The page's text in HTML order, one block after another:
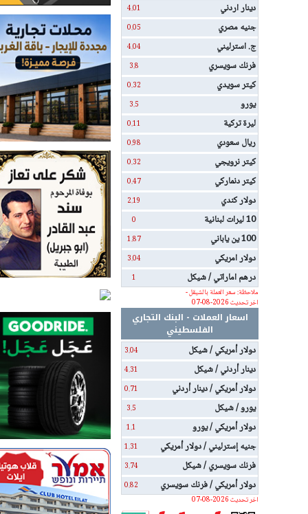
دينار اردني
4.01
جنيه مصري 0.05
ج. استرليني 4.04
فرنك سويسري 3.8
كيتر سويدي 0.32
يورو 3.5
ليرة تركية 0.11
ريال سعودي 0.98
كيتر نرويجي 0.32
كيتر دنماركي 0.47
دولار كندي 2.19
10 ليرات لبنانية 0
100 ين ياباني 1.87
دولار امريكي 3.04
درهم اماراتي / شيكل
1
ملاحظة: سعر العملة بالشيقل -
اخر تحديث 2026-08-07
اسعار العملات - البنك التجاري
الفلسطيني
دولار أمريكي / شيكل
3.04
دينار أردني / شيكل 4.31
دولار أمريكي / دينار أردني 0.71
يورو / شيكل 3.5
دولار أمريكي / يورو 1.1
جنيه إسترليني / دولار أمريكي 1.31
فرنك سويسري / شيكل 3.74
دولار أمريكي / فرنك سويسري
0.82
اخر تحديث 2026-08-07